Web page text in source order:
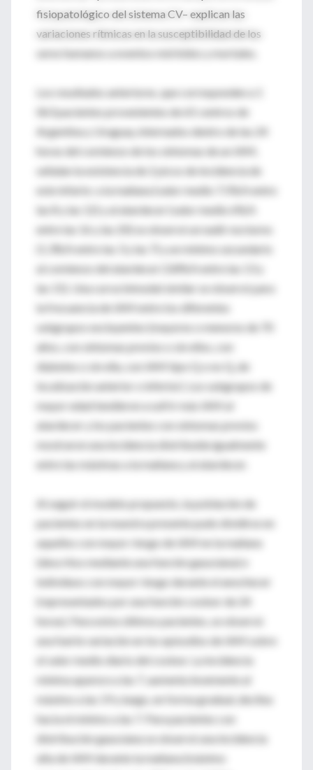
fisiopatológico del sistema CV– explican las
variaciones rítmicas en la susceptibilidad de los
seres humanos a eventos mórbidos y mortales.
Los resultados anteriores, que corresponden a 1
063 pacientes provenientes de 65 centros de
Argentina y Uruguay, internados dentro de las 24
horas del comienzo de los síntomas de un IAM,
señalan la existencia de 2 picos de incidencia de
este infarto: a la mañana (valor medio 7.5%/h entre
las 8 y las 12) y al atardecer (valor medio 6%/h
entre las 16 y las 20) se observó un nadir nocturno
(1.3%/h entre las 3 y las 7) y un mínimo secundario
al comienzo del atardecer (3.8%/h entre las 13 y
las 15). Una curva bimodal similar se observó para
la frecuencia de IAM entre los diferentes
subgrupos excluyentes (mayores o menores de 70
años, con síntomas previos o sin ellos, con
diabetes o sin ella, con IAM tipo Q o no Q, de
localización anterior o inferior). Los subgrupos de
mayor edad tendieron a sufrir más IAM al
atardecer y los pacientes con síntomas previos
mostraron una incidencia distribuida igualmente
entre las máximas a la mañana y al atardecer.
Al seguir el modelo propuesto, la población de
pacientes en la muestra presente pudo dividirse en
aquellos con mayor riesgo de IAM en la mañana
(descritos mediante una función gaussiana) e
individuos con mayor riesgo durante el anochecer
(representados por una función cosinor de 24
horas). Para estos últimos pacientes, se observó
una fuerte variación en los episodios de IAM sobre
el valor medio diario del cosinor. La incidencia
mínima aparece a las 7, aumenta levemente al
máximo a las 19 y luego, en forma gradual, declina
hacia el mínimo a las 7. Para pacientes con
distribución gaussiana se observó una incidencia
alta de IAM durante la mañana (máximo